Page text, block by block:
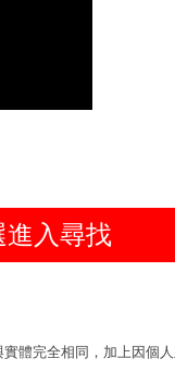
進入尋找
體完全相同，加上因個